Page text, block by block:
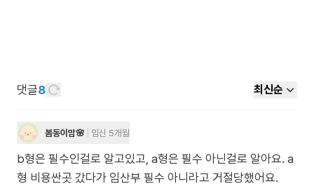
댓글8 최신순
봄동이맘🌸 임신 5개월
b형은 필수인걸로 알고있고, a형은 필수 아닌걸로 알아요. a
형 비용싼곳 갔다가 임산부 필수 아니라고 거절당했어요.